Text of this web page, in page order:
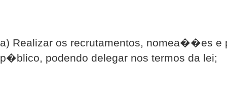
a) Realizar os recrutamentos, nomea��es
p�blico, podendo delegar nos termos da lei;